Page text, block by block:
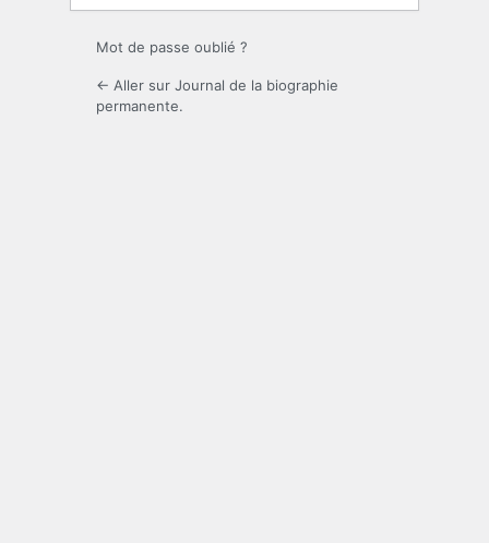
Mot de passe oublié ?
← Aller sur Journal de la biographie
permanente.